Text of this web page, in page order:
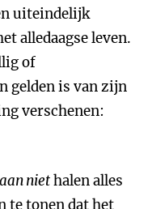
uiteindelijk
alledaagse leven.
of
gelden is van zijn
verschenen:
niethalen alles
te tonen dat het